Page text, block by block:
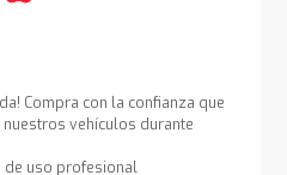
Compra con la confianza que
vehículos durante
de uso profesional